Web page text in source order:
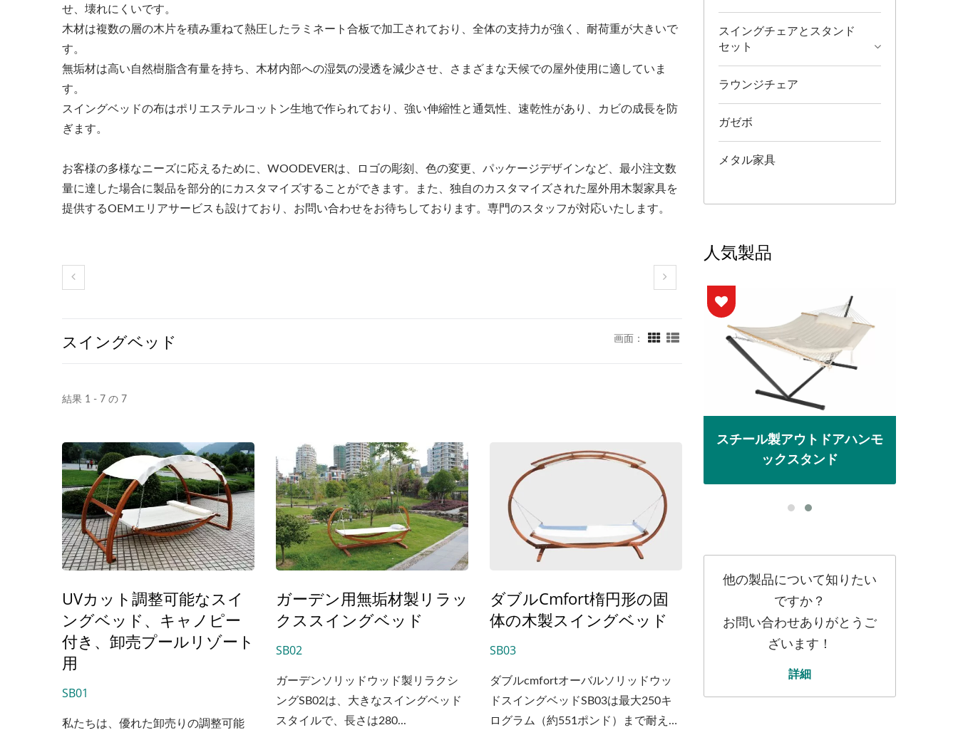
せ、壊れにくいです。
木材は複数の層の木片を積み重ねて熱圧したラミネート合板で加工されており、全体の支持力が強く、耐荷重が大きいで
す。
無垢材は高い自然樹脂含有量を持ち、木材内部への湿気の浸透を減少させ、さまざまな天候での屋外使用に適していま
す。
スイングベッドの布はポリエステルコットン生地で作られており、強い伸縮性と通気性、速乾性があり、カビの成長を防
ぎます。
お客様の多様なニーズに応えるために、WOODEVERは、ロゴの彫刻、色の変更、パッケージデザインなど、最小注文数
量に達した場合に製品を部分的にカスタマイズすることができます。また、独自のカスタマイズされた屋外用木製家具を
提供するOEMエリアサービスも設けており、お問い合わせをお待ちしております。専門のスタッフが対応いたします。
スイングベッド 画面：
結果 1 - 7 の 7
UVカット調整可能なスイ
ングベッド、キャノピー
付き、卸売プールリゾート
用
SB01
私たちは、優れた卸売りの調整可能
ガーデン用無垢材製リラッ
クススイングベッド
SB02
ガーデンソリッドウッド製リラクシ
ングSB02は、大きなスイングベッド
スタイルで、長さは280...
ダブルCmfort楕円形の固
体の木製スイングベッド
SB03
ダブルcmfortオーバルソリッドウッ
ドスイングベッドSB03は最大250キ
ログラム（約551ポンド）まで耐える
スイングチェアとスタンド
セット
ラウンジチェア
ガゼボ
メタル家具
人気製品
金属製調整可能なサンシェー
ドパーゴラ
スチール製アウトドアハンモ
ックスタンド
ドパーゴラ
スチール製アウトドアハンモ
ックスタンド
他の製品について知りたい
ですか？
お問い合わせありがとうご
ざいます！
詳細